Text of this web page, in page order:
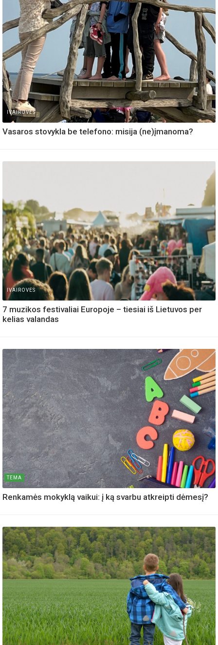
IVAIROVES
Vasaros stovykla be telefono: misija (ne)įmanoma?
IVAIROVES
7 muzikos festivaliai Europoje – tiesiai iš Lietuvos per
kelias valandas
TEMA
Renkamės mokyklą vaikui: į ką svarbu atkreipti dėmesį?